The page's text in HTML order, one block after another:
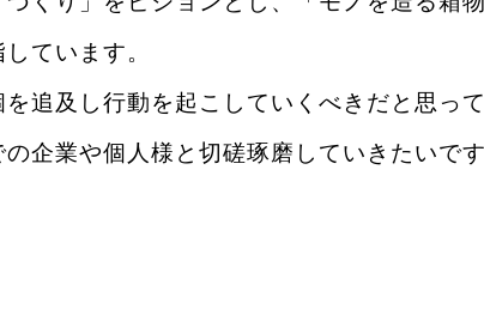
ています。
追及し行動を起こしていくべきだと思っ
企業や個人様と切磋琢磨していきたいです